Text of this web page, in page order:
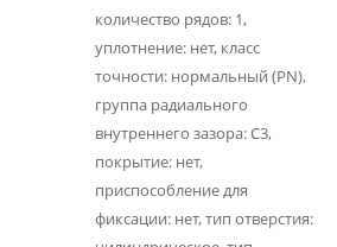
количество рядов: 1,
уплотнение: нет, класс
точности: нормальный (PN),
группа радиального
внутреннего зазора: C3,
покрытие: нет,
приспособление для
фиксации: нет, тип отверстия: